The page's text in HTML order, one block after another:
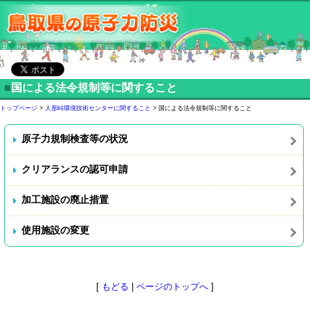
■ 国による法令規制等に関すること
トップページ > 人形峠環境技術センターに関すること > 国による法令規制等に関すること
原子力規制検査等の状況
クリアランスの認可申請
加工施設の廃止措置
使用施設の変更
[ もどる ページのトップへ ]